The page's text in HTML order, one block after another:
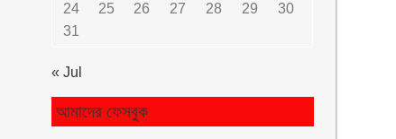
24
25 26 27 28 29
30
31
« Jul
আমাদের ফেসবুক